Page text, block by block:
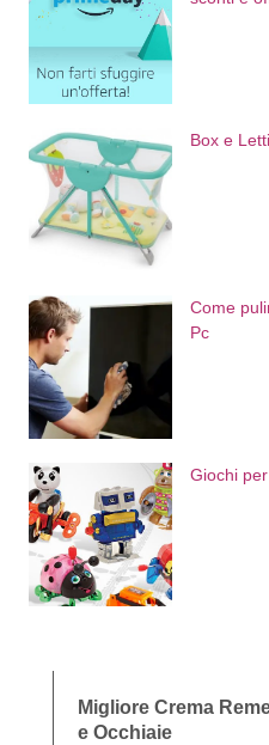
Box e
Come
Pc
Giochi
Migliore Crema
e Occhiaie